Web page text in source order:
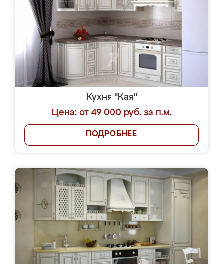
Кухня "Кая"
Цена: от 49 000 руб. за п.м.
ПОДРОБНЕЕ